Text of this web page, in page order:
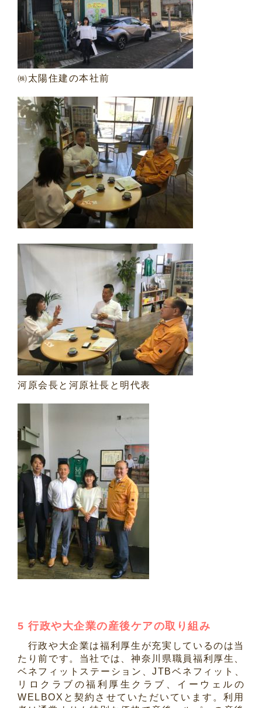
㈱太陽住建の本社前
河原会長と河原社長と明代表
5 行政や大企業の産後ケアの取り組み
行政や大企業は福利厚生が充実しているのは当
たり前です。当社では、神奈川県職員福利厚生、
ベネフィットステーション、JTBベネフィット、
リロクラブの福利厚生クラブ、イーウェルの
WELBOXと契約させていただいています。利用